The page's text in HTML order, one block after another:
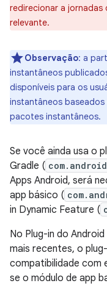
redirecionar a
relevante.
Observação: a
instantâneos
disponíveis para os
instantâneos baseados
pacotes instantâneos.
Se você ainda usa o
Gradle (
Apps Android, será
app básico (
in Dynamic Feature (
No Plug-in do
mais recentes, o
compatibilidade com
se o módulo de app